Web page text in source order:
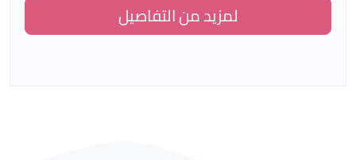
لمزيد من التفاصيل